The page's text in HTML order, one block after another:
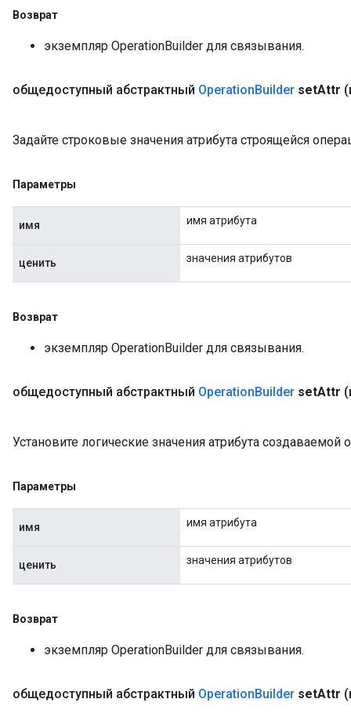
Возврат
экземпляр OperationBuilder для связывания.
общедоступный абстрактный OperationBuilder setAttr
Задайте строковые значения атрибута строящейся
Параметры
имя имя атрибута
ценить значения атрибутов
Возврат
экземпляр OperationBuilder для связывания.
общедоступный абстрактный OperationBuilder setAttr
Установите логические значения атрибута создаваемой
Параметры
имя имя атрибута
ценить значения атрибутов
Возврат
экземпляр OperationBuilder для связывания.
общедоступный абстрактный OperationBuilder setAttr